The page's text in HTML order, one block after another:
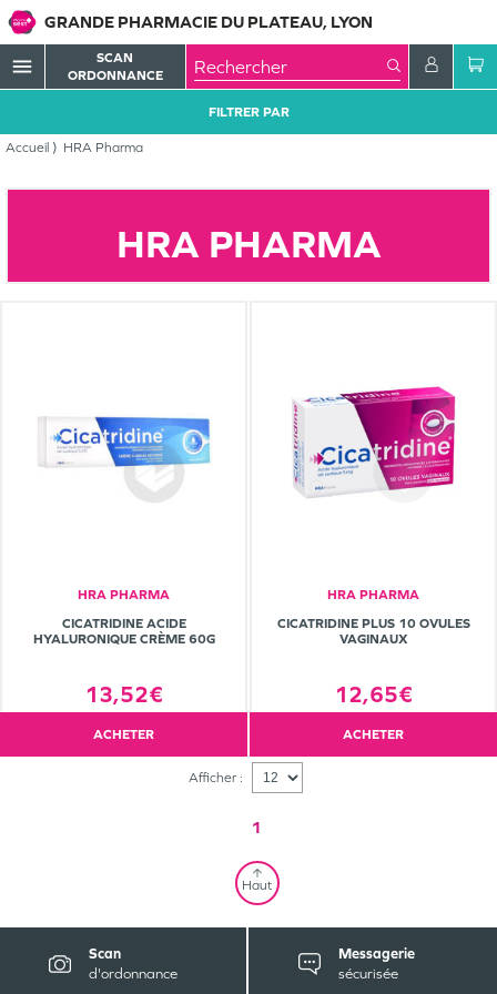
GRANDE PHARMACIE DU PLATEAU, LYON
menu
SCAN
ORDONNANCE
Accueil HRA Pharma
FILTRER PAR
HRA PHARMA
HRA PHARMA
CICATRIDINE ACIDE
HYALURONIQUE CRÈME 60G
13,52€
ACHETER
HRA PHARMA
CICATRIDINE PLUS 10 OVULES
VAGINAUX
12,65€
ACHETER
Afficher :
1
Haut
Scan
d'ordonnance
Messagerie
sécurisée